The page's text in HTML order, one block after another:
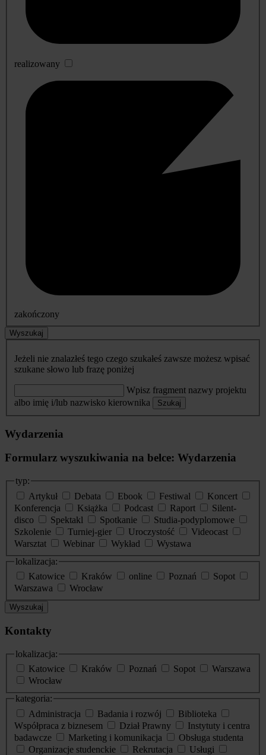
realizowany
zakończony
Wyszukaj
Jeżeli nie znalazłeś tego czego szukałeś zawsze możesz wpisać
szukane słowo lub frazę poniżej
Wpisz fragment nazwy projektu
albo imię i/lub nazwisko kierownika
Szukaj
Wydarzenia
Formularz wyszukiwania na belce: Wydarzenia
typ:
Artykuł
Debata Ebook Festiwal
Koncert
Konferencja
Książka Podcast Raport
Silent-
disco
Spektakl Spotkanie
Studia-podyplomowe
Szkolenie
Turniej-gier Uroczystość
Videocast
Warsztat
Webinar Wykład
Wystawa
lokalizacja:
Katowice
Kraków online Poznań
Sopot
Warszawa
Wrocław
Wyszukaj
Kontakty
lokalizacja:
Katowice
Kraków Poznań Sopot
Warszawa
Wrocław
kategoria:
Administracja
Badania i rozwój
Biblioteka
Współpraca z biznesem
Dział Prawny
Instytuty i centra
badawcze
Marketing i komunikacja
Obsługa studenta
Organizacje studenckie
Rekrutacja
Usługi